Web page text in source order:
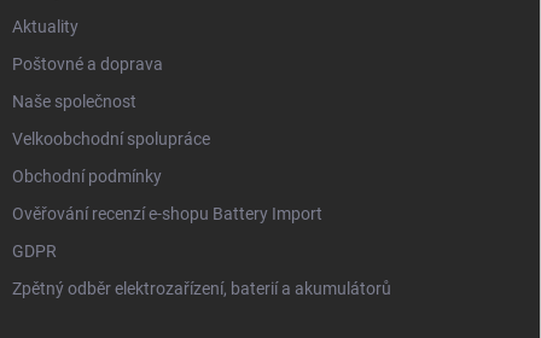
Aktuality
Poštovné a doprava
Naše společnost
Velkoobchodní spolupráce
Obchodní podmínky
Ověřování recenzí e-shopu Battery Import
GDPR
Zpětný odběr elektrozařízení, baterií a akumulátorů